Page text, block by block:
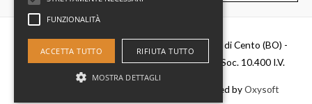
Diesel Parts Srl - Via Del Fosso,2 40066 - Pieve di Cento (BO) -
P.IVA 00637481201 - C.F. 0356411037 - Cap. Soc. 10.400 I.V.
- Powered byOxysoft
FUNZIONALITÀ
ACCETTA TUTTO RIFIUTA TUTTO
MOSTRA DETTAGLI